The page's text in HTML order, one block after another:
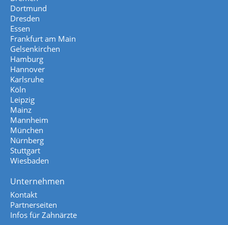
Dortmund
Dresden
Essen
Frankfurt am Main
Gelsenkirchen
Hamburg
Hannover
Karlsruhe
Köln
Leipzig
Mainz
Mannheim
München
Nürnberg
Stuttgart
Wiesbaden
Unternehmen
Kontakt
Partnerseiten
Infos für Zahnärzte